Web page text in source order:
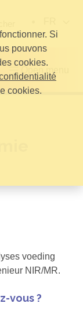
Open menu
voeding
NIR/MR.
vous ?
Si
pouvons
cookies.
cookies.